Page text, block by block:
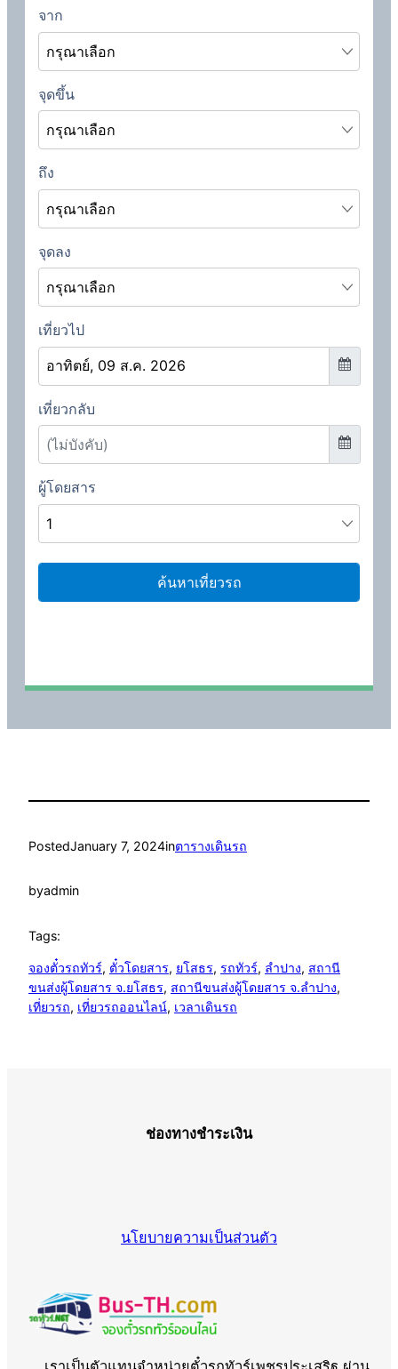
PostedJanuary 7, 2024inตารางเดินรถ
byadmin
Tags:
จองตั๋วรถทัวร์, ตั๋วโดยสาร, ยโสธร, รถทัวร์, ลำปาง, สถานี
ขนส่งผู้โดยสาร จ.ยโสธร, สถานีขนส่งผู้โดยสาร จ.ลำปาง
เที่ยวรถ, เที่ยวรถออนไลน์, เวลาเดินรถ
ช่องทางชำระเงิน
นโยบายความเป็นส่วนตัว